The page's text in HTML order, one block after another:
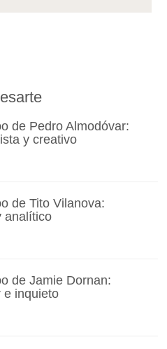
de Pedro Almodóvar:
y creativo
de Tito Vilanova:
analítico
de Jamie Dornan:
e inquieto